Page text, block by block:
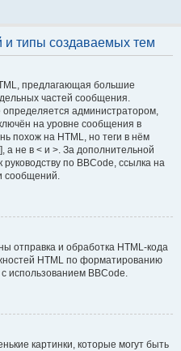
типы создаваемых тем
предлагающая большие
частей сообщения.
администратором,
на уровне сообщения в
похож на HTML, но теги в нём
а не в < и >. За дополнительной
по BBCode, ссылка на
сообщений.
отправка и обработка HTML-кода
HTML по форматированию
использованием BBCode.
картинки, которые могут быть